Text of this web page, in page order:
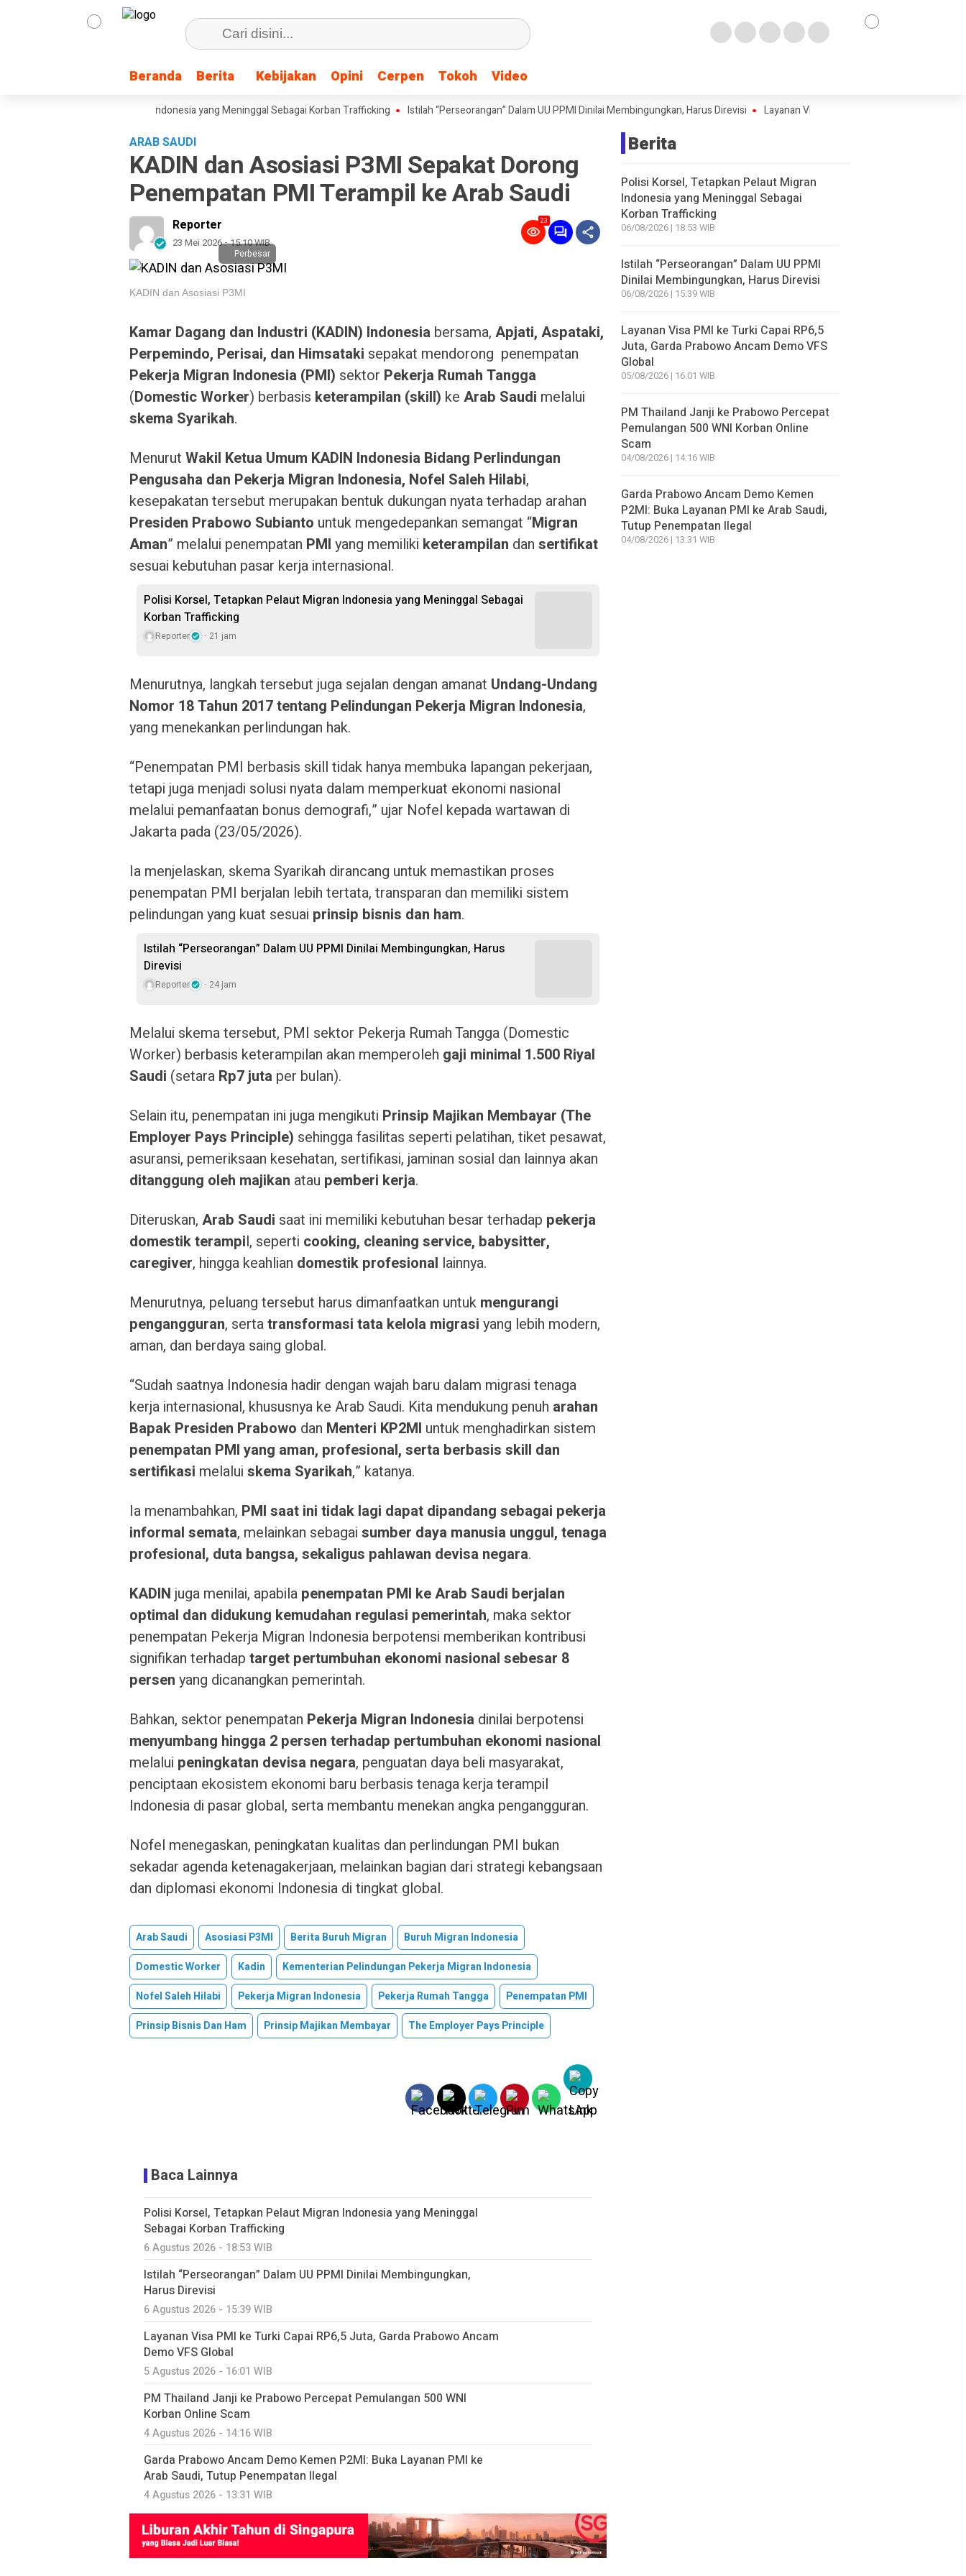
Beranda Berita Kebijakan Opini Cerpen Tokoh Video
Beranda Berita Kebijakan Opini Cerpen Tokoh Video
Tetapkan Pelaut Migran Indonesia yang Meninggal Sebagai Korban Trafficking Istilah “Perseorangan” Dalam UU PPMI Dinilai Membingungkan, Harus Direvisi Layanan Visa PMI ke Turki Capai RP6,5 Juta, Garda
ARAB SAUDI
KADIN dan Asosiasi P3MI Sepakat Dorong
Penempatan PMI Terampil ke Arab Saudi
Reporter
23 Mei 2026 - 15:10 WIB
23
Perbesar
KADIN dan Asosiasi P3MI
Kamar Dagang dan Industri (KADIN) Indonesia bersama, Apjati, Aspataki,
Perpemindo, Perisai, dan Himsataki sepakat mendorong penempatan
Pekerja Migran Indonesia (PMI) sektor Pekerja Rumah Tangga
(Domestic Worker) berbasis keterampilan (skill) ke Arab Saudi melalui
skema Syarikah.
Menurut Wakil Ketua Umum KADIN Indonesia Bidang Perlindungan
Pengusaha dan Pekerja Migran Indonesia, Nofel Saleh Hilabi,
kesepakatan tersebut merupakan bentuk dukungan nyata terhadap arahan
Presiden Prabowo Subianto untuk mengedepankan semangat “Migran
Aman” melalui penempatan PMI yang memiliki keterampilan dan sertifikat
sesuai kebutuhan pasar kerja internasional.
Polisi Korsel, Tetapkan Pelaut Migran Indonesia yang Meninggal Sebagai
Korban Trafficking
Reporter 21 jam
Menurutnya, langkah tersebut juga sejalan dengan amanat Undang-Undang
Nomor 18 Tahun 2017 tentang Pelindungan Pekerja Migran Indonesia,
yang menekankan perlindungan hak.
“Penempatan PMI berbasis skill tidak hanya membuka lapangan pekerjaan,
tetapi juga menjadi solusi nyata dalam memperkuat ekonomi nasional
melalui pemanfaatan bonus demografi,” ujar Nofel kepada wartawan di
Jakarta pada (23/05/2026).
Ia menjelaskan, skema Syarikah dirancang untuk memastikan proses
penempatan PMI berjalan lebih tertata, transparan dan memiliki sistem
pelindungan yang kuat sesuai prinsip bisnis dan ham.
Istilah “Perseorangan” Dalam UU PPMI Dinilai Membingungkan, Harus
Direvisi
Reporter 24 jam
Melalui skema tersebut, PMI sektor Pekerja Rumah Tangga (Domestic
Worker) berbasis keterampilan akan memperoleh gaji minimal 1.500 Riyal
Saudi (setara Rp7 juta per bulan).
Selain itu, penempatan ini juga mengikuti Prinsip Majikan Membayar (The
Employer Pays Principle) sehingga fasilitas seperti pelatihan, tiket pesawat,
asuransi, pemeriksaan kesehatan, sertifikasi, jaminan sosial dan lainnya akan
ditanggung oleh majikan atau pemberi kerja.
Diteruskan, Arab Saudi saat ini memiliki kebutuhan besar terhadap pekerja
domestik terampil, seperti cooking, cleaning service, babysitter,
caregiver, hingga keahlian domestik profesional lainnya.
Menurutnya, peluang tersebut harus dimanfaatkan untuk mengurangi
pengangguran, sertatransformasi tata kelola migrasi yang lebih modern,
aman, dan berdaya saing global.
“Sudah saatnya Indonesia hadir dengan wajah baru dalam migrasi tenaga
kerja internasional, khususnya ke Arab Saudi. Kita mendukung penuh arahan
Bapak Presiden Prabowo dan Menteri KP2MI untuk menghadirkan sistem
penempatan PMI yang aman, profesional, serta berbasis skill dan
sertifikasi melalui skema Syarikah,” katanya.
Ia menambahkan, PMI saat ini tidak lagi dapat dipandang sebagai pekerja
informal semata, melainkan sebagai sumber daya manusia unggul, tenaga
profesional, duta bangsa, sekaligus pahlawan devisa negara.
KADIN juga menilai, apabila penempatan PMI ke Arab Saudi berjalan
optimal dan didukung kemudahan regulasi pemerintah, maka sektor
penempatan Pekerja Migran Indonesia berpotensi memberikan kontribusi
signifikan terhadap target pertumbuhan ekonomi nasional sebesar 8
persen yang dicanangkan pemerintah.
Bahkan, sektor penempatan Pekerja Migran Indonesia dinilai berpotensi
menyumbang hingga 2 persen terhadap pertumbuhan ekonomi nasional
melalui peningkatan devisa negara, penguatan daya beli masyarakat,
penciptaan ekosistem ekonomi baru berbasis tenaga kerja terampil
Indonesia di pasar global, serta membantu menekan angka pengangguran.
Nofel menegaskan, peningkatan kualitas dan perlindungan PMI bukan
sekadar agenda ketenagakerjaan, melainkan bagian dari strategi kebangsaan
dan diplomasi ekonomi Indonesia di tingkat global.
Arab Saudi Asosiasi P3MI Berita Buruh Migran
Buruh Migran Indonesia
Domestic Worker
Kadin
Kementerian Pelindungan Pekerja Migran Indonesia
Nofel Saleh Hilabi
Pekerja Migran Indonesia Pekerja Rumah Tangga
Penempatan PMI
Prinsip Bisnis Dan Ham
Prinsip Majikan Membayar The Employer Pays Principle
Baca Lainnya
Polisi Korsel, Tetapkan Pelaut Migran Indonesia yang Meninggal
Sebagai Korban Trafficking
6 Agustus 2026 - 18:53 WIB
Istilah “Perseorangan” Dalam UU PPMI Dinilai Membingungkan,
Harus Direvisi
6 Agustus 2026 - 15:39 WIB
Layanan Visa PMI ke Turki Capai RP6,5 Juta, Garda Prabowo Ancam
Demo VFS Global
5 Agustus 2026 - 16:01 WIB
PM Thailand Janji ke Prabowo Percepat Pemulangan 500 WNI
Korban Online Scam
4 Agustus 2026 - 14:16 WIB
Garda Prabowo Ancam Demo Kemen P2MI: Buka Layanan PMI ke
Arab Saudi, Tutup Penempatan Ilegal
4 Agustus 2026 - 13:31 WIB
Berita
Polisi Korsel, Tetapkan Pelaut Migran
Indonesia yang Meninggal Sebagai
Korban Trafficking
06/08/2026 | 18:53 WIB
Istilah “Perseorangan” Dalam UU PPMI
Dinilai Membingungkan, Harus Direvisi
06/08/2026 | 15:39 WIB
Layanan Visa PMI ke Turki Capai RP6,5
Juta, Garda Prabowo Ancam Demo VFS
Global
05/08/2026 | 16:01 WIB
PM Thailand Janji ke Prabowo Percepat
Pemulangan 500 WNI Korban Online
Scam
04/08/2026 | 14:16 WIB
Garda Prabowo Ancam Demo Kemen
P2MI: Buka Layanan PMI ke Arab Saudi,
Tutup Penempatan Ilegal
04/08/2026 | 13:31 WIB